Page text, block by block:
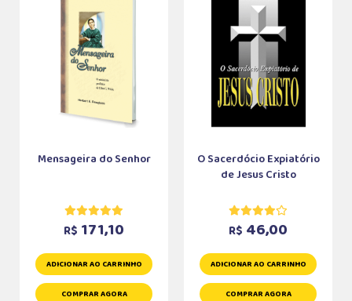
Mensageira do Senhor
R$ 171,10
ADICIONAR AO CARRINHO
COMPRAR AGORA
O Sacerdócio Expiatório
de Jesus Cristo
R$ 46,00
ADICIONAR AO CARRINHO
COMPRAR AGORA